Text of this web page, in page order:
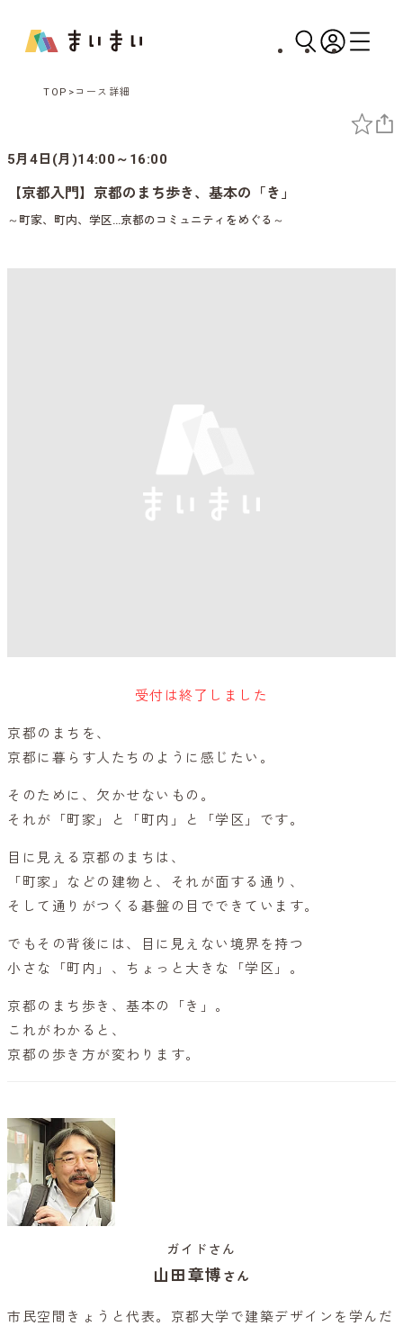
TOP コース詳細
5月4日(月)14:00～16:00
【京都入門】京都のまち歩き、基本の「き」
～町家、町内、学区…京都のコミュニティをめぐる～
受付は終了しました
京都のまちを、
京都に暮らす人たちのように感じたい。
そのために、欠かせないもの。
それが「町家」と「町内」と「学区」です。
目に見える京都のまちは、
「町家」などの建物と、それが面する通り、
そして通りがつくる碁盤の目でできています。
でもその背後には、目に見えない境界を持つ
小さな「町内」、ちょっと大きな「学区」。
京都のまち歩き、基本の「き」。
これがわかると、
京都の歩き方が変わります。
ガイドさん
山田章博 さん
市民空間きょうと代表。京都大学で建築デザインを学んだ